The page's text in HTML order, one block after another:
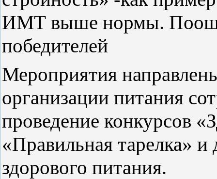
ИМТ выше нормы.
победителей
Мероприятия
организации питания
проведение конкурсов
«Правильная тарелка» и
здорового питания.